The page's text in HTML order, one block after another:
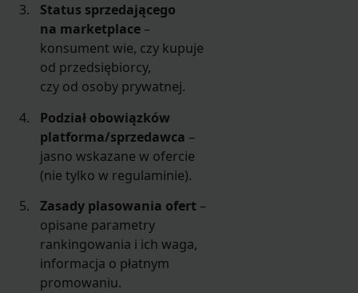
Status sprzedającego
na marketplace –
konsument wie, czy kupuje
od przedsiębiorcy,
czy od osoby prywatnej.
Podział obowiązków
platforma/sprzedawca –
jasno wskazane w ofercie
(nie tylko w regulaminie).
Zasady plasowania ofert –
opisane parametry
rankingowania i ich waga,
informacja o płatnym
promowaniu.